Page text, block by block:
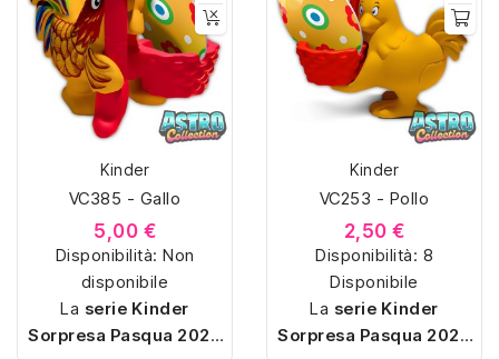
montare caratterizzate
da forme semplici e
colori essenziali. I
soggetti includono
personaggi stilizzati,
animali, veicoli e piccoli
gadget, pensati per
essere catalogati,
confrontati e integrati
nelle raccolte Kinder
annuali.
montare caratterizzate
da forme semplici e
colori essenziali. I
soggetti includono
personaggi stilizzati,
animali, veicoli e piccoli
gadget, pensati per
essere catalogati,
confrontati e integrati
nelle raccolte Kinder
annuali.
Kinder
VC385 - Gallo
5,00 €
Disponibilità: Non
disponibile
La serie Kinder
Sorpresa Pasqua 2026
Kinder
VC253 - Pollo
2,50 €
Disponibilità: 8
Disponibile
La serie Kinder
Sorpresa Pasqua 2026